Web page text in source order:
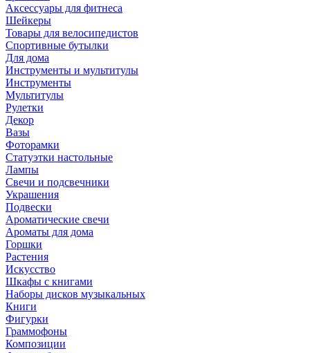
Аксессуары для фитнеса
Шейкеры
Товары для велосипедистов
Спортивные бутылки
Для дома
Инструменты и мультитулы
Инструменты
Мультитулы
Рулетки
Декор
Вазы
Фоторамки
Статуэтки настольные
Лампы
Свечи и подсвечники
Украшения
Подвески
Ароматические свечи
Ароматы для дома
Горшки
Растения
Искусство
Шкафы с книгами
Наборы дисков музыкальных
Книги
Фигурки
Граммофоны
Композиции